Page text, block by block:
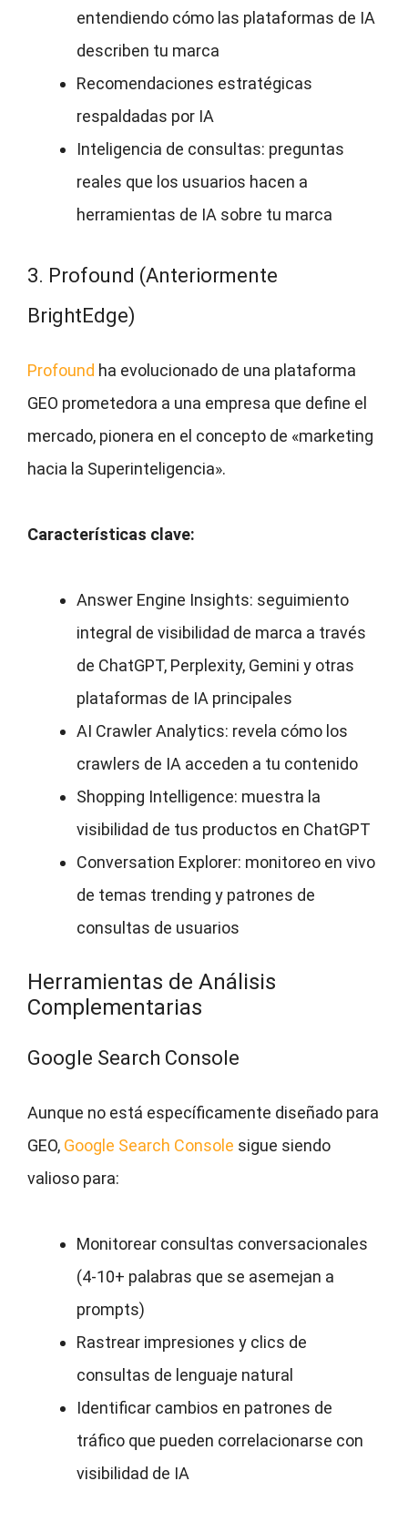
entendiendo cómo las plataformas de IA
describen tu marca
Recomendaciones estratégicas
respaldadas por IA
Inteligencia de consultas: preguntas
reales que los usuarios hacen a
herramientas de IA sobre tu marca
3. Profound (Anteriormente
BrightEdge)
Profound ha evolucionado de una plataforma
GEO prometedora a una empresa que define el
mercado, pionera en el concepto de «marketing
hacia la Superinteligencia».
Características clave:
Answer Engine Insights: seguimiento
integral de visibilidad de marca a través
de ChatGPT, Perplexity, Gemini y otras
plataformas de IA principales
AI Crawler Analytics: revela cómo los
crawlers de IA acceden a tu contenido
Shopping Intelligence: muestra la
visibilidad de tus productos en ChatGPT
Conversation Explorer: monitoreo en vivo
de temas trending y patrones de
consultas de usuarios
Herramientas de Análisis
Complementarias
Google Search Console
Aunque no está específicamente diseñado para
GEO, Google Search Console sigue siendo
valioso para:
Monitorear consultas conversacionales
(4-10+ palabras que se asemejan a
prompts)
Rastrear impresiones y clics de
consultas de lenguaje natural
Identificar cambios en patrones de
tráfico que pueden correlacionarse con
visibilidad de IA